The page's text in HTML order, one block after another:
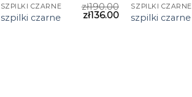
SZPILKI CZARNE
szpilki czarne
zł190.00
zł136.00
SZPILKI CZARNE
szpilki czarne